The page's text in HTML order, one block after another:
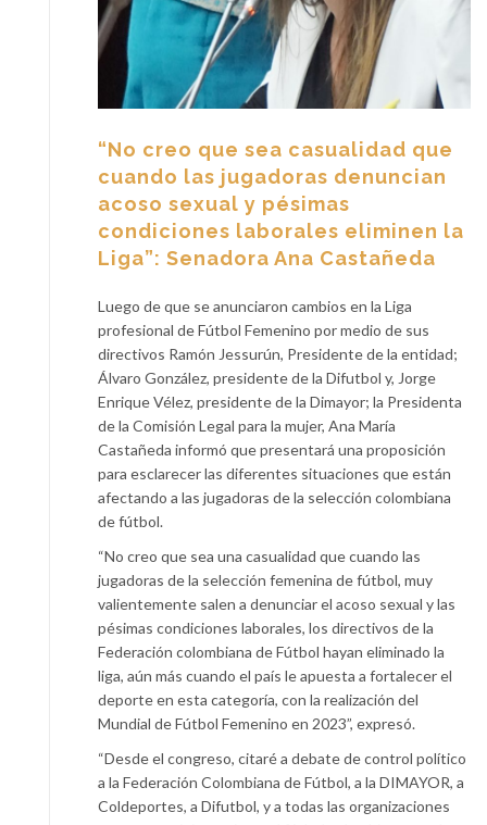
“No creo que sea casualidad que
cuando las jugadoras denuncian
acoso sexual y pésimas
condiciones laborales eliminen la
Liga”: Senadora Ana Castañeda
Luego de que se anunciaron cambios en la Liga
profesional de Fútbol Femenino por medio de sus
directivos Ramón Jessurún, Presidente de la entidad;
Álvaro González, presidente de la Difutbol y, Jorge
Enrique Vélez, presidente de la Dimayor; la Presidenta
de la Comisión Legal para la mujer, Ana María
Castañeda informó que presentará una proposición
para esclarecer las diferentes situaciones que están
afectando a las jugadoras de la selección colombiana
de fútbol.
“No creo que sea una casualidad que cuando las
jugadoras de la selección femenina de fútbol, muy
valientemente salen a denunciar el acoso sexual y las
pésimas condiciones laborales, los directivos de la
Federación colombiana de Fútbol hayan eliminado la
liga, aún más cuando el país le apuesta a fortalecer el
deporte en esta categoría, con la realización del
Mundial de Fútbol Femenino en 2023”, expresó.
“Desde el congreso, citaré a debate de control político
a la Federación Colombiana de Fútbol, a la DIMAYOR, a
Coldeportes, a Difutbol, y a todas las organizaciones